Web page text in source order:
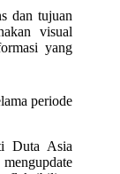
dan tujuan
visual
yang
periode
Duta Asia